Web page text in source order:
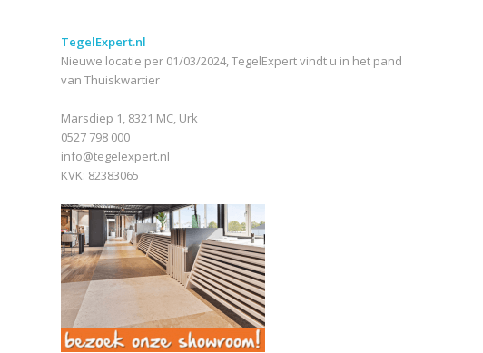
TegelExpert.nl
Nieuwe locatie per 01/03/2024, TegelExpert vindt u in het pand
van Thuiskwartier
Marsdiep 1, 8321 MC, Urk
0527 798 000
info@tegelexpert.nl
KVK: 82383065